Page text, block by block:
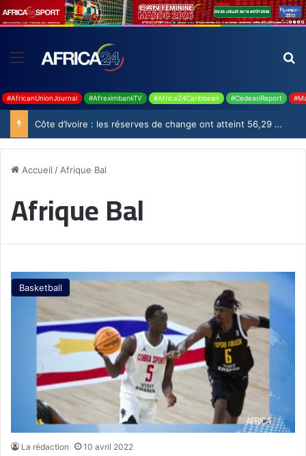
#AfricanUnionJournal #AfreximbankTV #Africa24Caribbean #CedeaoReport
Côte d’Ivoire : les réserves de change ont atteint 56,29 milliards USD en juillet
Accueil / Afrique Bal
Afrique Bal
Basketball
La rédaction 10 avril 2022